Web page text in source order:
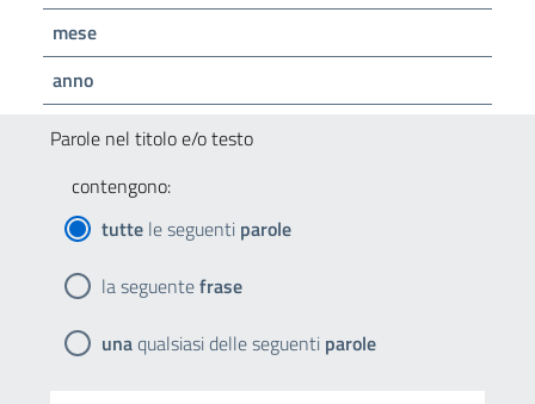
mese
anno
Parole nel titolo e/o testo
contengono:
tutte le seguenti parole
la seguentefrase
unaqualsiasi delle seguenti parole